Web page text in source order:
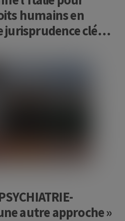
humains en
jurisprudence clé
autre approche »